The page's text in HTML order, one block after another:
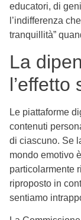
educatori, di
l’indifferenza
tranquillità”
La
l’effetto
Le piattaforme
contenuti
di ciascuno. Se
mondo emotivo
particolarmente
riproposto in
sentiamo